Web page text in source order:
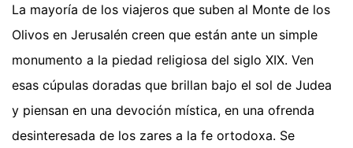
La mayoría de los viajeros que suben al Monte de los
Olivos en Jerusalén creen que están ante un simple
monumento a la piedad religiosa del siglo XIX. Ven
esas cúpulas doradas que brillan bajo el sol de Judea
y piensan en una devoción mística, en una ofrenda
desinteresada de los zares a la fe ortodoxa. Se